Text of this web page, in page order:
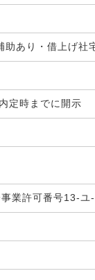
あり・借上げ
定時までに開示
業許可番号13-ユ